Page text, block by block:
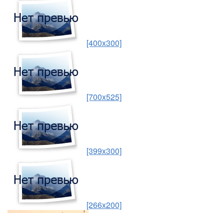
[400x300]
[700x525]
[399x300]
[266x200]